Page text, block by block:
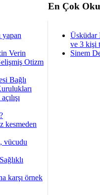
En Çok
yapan
Verin
Otizm
Bağlı
kesmeden
vücudu
karşı örnek
Üsküdar
ve 3 kişi
Sinem